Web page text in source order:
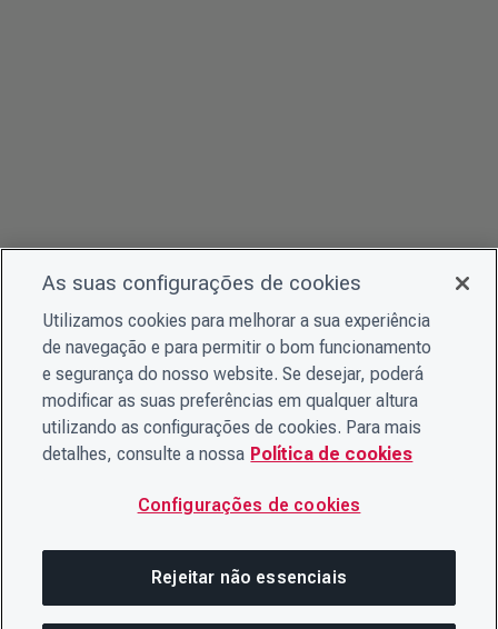
As suas configurações de cookies
Utilizamos cookies para melhorar a sua experiência
de navegação e para permitir o bom funcionamento
e segurança do nosso website. Se desejar, poderá
modificar as suas preferências em qualquer altura
utilizando as configurações de cookies. Para mais
detalhes, consulte a nossa Política de cookies
Configurações de cookies
Rejeitar não essenciais